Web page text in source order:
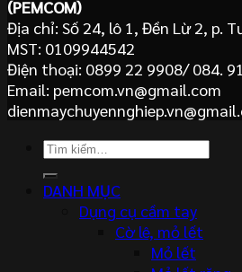
(PEMCOM)
Địa chỉ: Số 24, lô 1, Đền Lừ 2, p.
MST: 0109944542
Điện thoại: 0899 22 9908/ 084.
Email: pemcom.vn@gmail.com
Tìm
DANH MỤC
Dụng cụ cầm tay
Cờ lê, mỏ lết
Mỏ lết